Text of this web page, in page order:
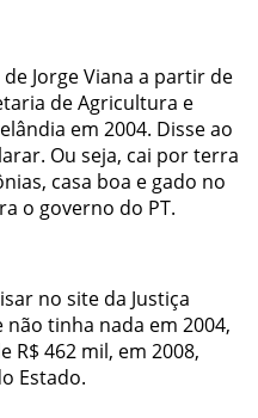
Jorge Viana a partir de
de Agricultura e
em 2004. Disse ao
Ou seja, cai por terra
casa boa e gado no
o governo do PT.
no site da Justiça
não tinha nada em 2004,
462 mil, em 2008,
Estado.